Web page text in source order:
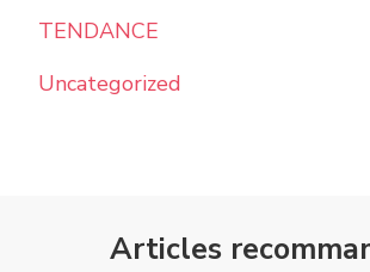
TENDANCE
Uncategorized
Articles